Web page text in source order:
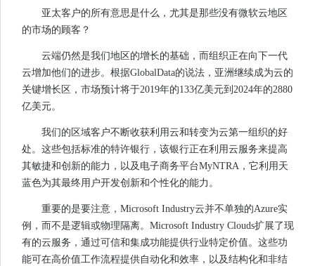
亚太客户的所有意思是什么，尤其是那些没有微软云地区
的市场的顾客？
云端仍然是我们地区的增长的基础，而组织正在向下一代
云增加他们的进步。根据GlobalData的说法，亚洲继续成为云的
关键增长区，市场预计将于2019年的133亿美元到2024年的2880
亿美元。
我们的区域客户不断收获利用云和转变为云第一组织的好
处。这些包括标准的特许银行，该银行正在利用云服务来提高
其敏捷和创新的能力，以及电子商务平台MyNTRA，它利用天
蓝色为其最终用户开发创新和个性化的能力。
重要的是要注意，Microsoft Industry云并不单独的Azure实
例，而不是逻辑或物理隔离。Microsoft Industry Clouds扩展了现
有的云服务，通过可信和集成功能提供行业特定价值。这些功
能可在高价值工作流程提供自动化和效率，以及结构化和非结